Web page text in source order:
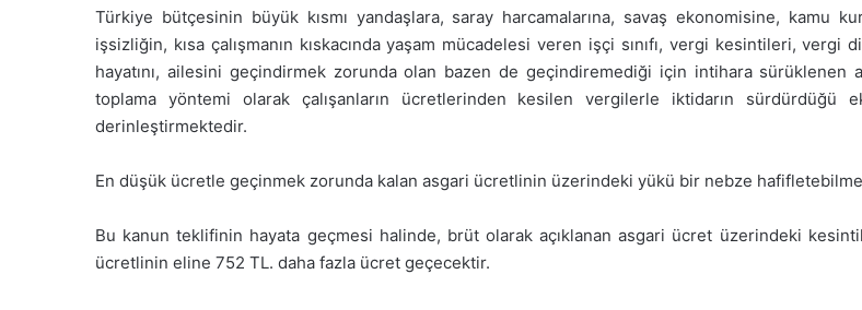
Türkiye bütçesinin büyük kısmı yandaşlara, saray harcamalarına, savaş ekonomisine, kamu
işsizliğin, kısa çalışmanın kıskacında yaşam mücadelesi veren işçi sınıfı, vergi kesintileri,
hayatını, ailesini geçindirmek zorunda olan bazen de geçindiremediği için intihara
toplama yöntemi olarak çalışanların ücretlerinden kesilen vergilerle iktidarın
derinleştirmektedir.
En düşük ücretle geçinmek zorunda kalan asgari ücretlinin üzerindeki yükü bir nebze
Bu kanun teklifinin hayata geçmesi halinde, brüt olarak açıklanan asgari ücret üzerindeki
ücretlinin eline 752 TL. daha fazla ücret geçecektir.